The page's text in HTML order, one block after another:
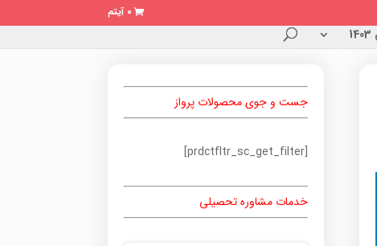
0 آیتم
جست و جوی محصولات پرواز
[prdctfltr_sc_get_filter]
خدمات مشاوره تحصیلی